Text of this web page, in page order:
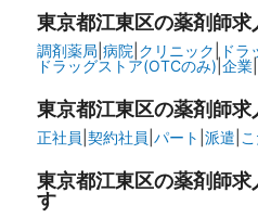
東京都江東区の薬剤師求
調剤薬局 病院 クリニック ド
ドラッグストア(OTCのみ)| 企業|
東京都江東区の薬剤師求
正社員 契約社員 パート 派遣
東京都江東区の薬剤師求
す